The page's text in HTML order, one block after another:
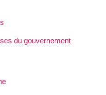
du gouvernement